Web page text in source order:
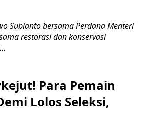
Subianto bersama Perdana Menteri
restorasi dan konservasi
Para Pemain
Lolos Seleksi,